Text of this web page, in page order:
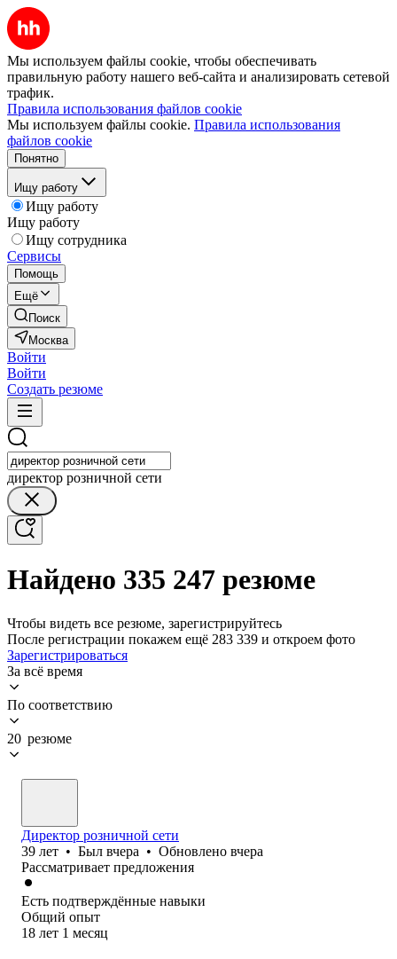
Мы используем файлы cookie, чтобы обеспечивать
правильную работу нашего веб-сайта и анализировать сетевой
трафик.
Правила использования файлов cookie
Мы используем файлы cookie. Правила использования
файлов cookie
Понятно
Ищу работу
Ищу работу
Ищу работу
Ищу сотрудника
Сервисы
Помощь
Ещё
Поиск
Москва
Войти
Войти
Создать резюме
директор розничной сети
Найдено 335 247 резюме
Чтобы видеть все резюме, зарегистрируйтесь
После регистрации покажем ещё 283 339 и откроем фото
Зарегистрироваться
За всё время
По соответствию
20 резюме
Директор розничной сети
39 лет • Был вчера • Обновлено вчера
Рассматривает предложения
Есть подтверждённые навыки
Общий опыт
18 лет 1 месяц